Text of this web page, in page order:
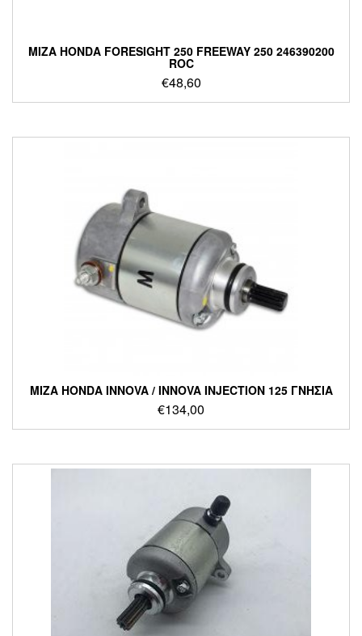
ΜΙΖΑ HONDA FORESIGHT 250 FREEWAY 250 246390200
ROC
€48,60
ΜΙΖΑ HONDA INNOVA / INNOVA INJECTION 125 ΓΝΗΣΙΑ
€134,00